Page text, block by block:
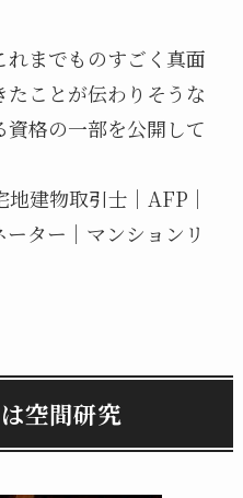
までものすごく真面
ことが伝わりそうな
格の一部を公開して
建物取引士｜AFP｜
ター｜マンションリ
空間研究